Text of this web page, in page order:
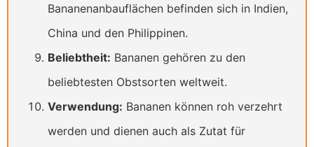
Bananenanbauflächen befinden sich in Indien,
China und den Philippinen.
Beliebtheit: Bananen gehören zu den
beliebtesten Obstsorten weltweit.
Verwendung: Bananen können roh verzehrt
werden und dienen auch als Zutat für